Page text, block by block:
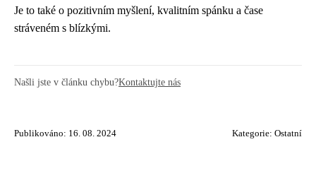
Je to také o pozitivním myšlení, kvalitním spánku a čase
stráveném s blízkými.
Našli jste v článku chybu?Kontaktujte nás
Publikováno: 16. 08. 2024 Kategorie: Ostatní